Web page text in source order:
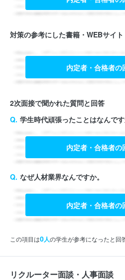
対策の参考にした書籍・WEBサイト
内定者・合格者の
2次面接で聞かれた質問と回答
学生時代頑張ったことはなんで
内定者・合格者の
なぜ人材業界なんですか。
内定者・合格者の
この項目は0人の学生が参考になったと回
リクルーター面談・人事面談